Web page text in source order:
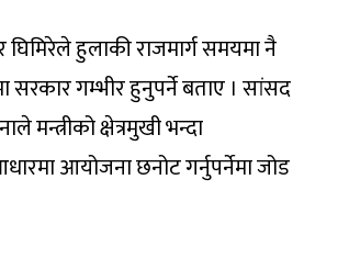
हुलाकी राजमार्ग समयमा नै
सरकार गम्भीर हुनुपर्ने बताए । सांसद
मन्त्रीको क्षेत्रमुखी भन्दा
आयोजना छनोट गर्नुपर्नेमा जोड